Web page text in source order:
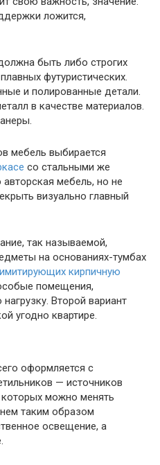
ложится,
быть либо строгих
футуристических.
и полированные детали.
в качестве материалов.
мебель выбирается
со стальными же
мебель, но не
визуально главный
так называемой,
на основаниях-тумбах
имитирующих кирпичную
помещения,
Второй вариант
угодно квартире.
оформляется с
— источников
можно менять
таким образом
освещение, а